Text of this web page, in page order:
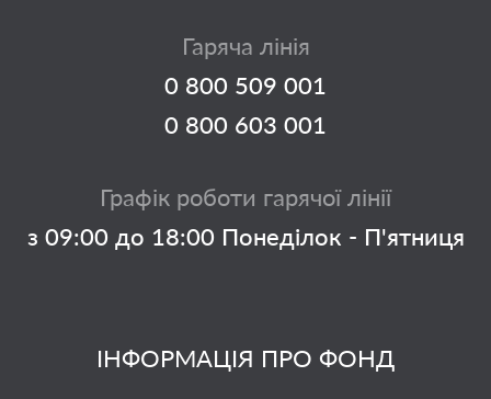
ІНФОРМАЦІЯ ПРО ФОНД
Гаряча лінія
0 800 509 001
0 800 603 001
Графік роботи гарячої лінії
з 09:00 до 18:00 Понеділок - П'ятниця